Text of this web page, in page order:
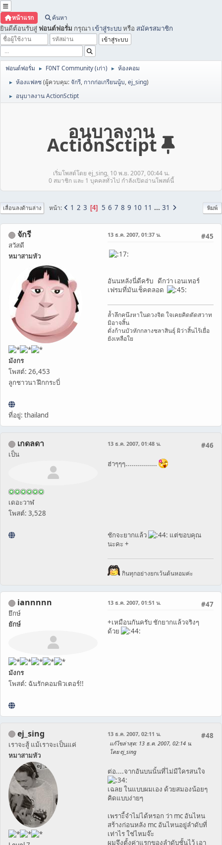
หน้าแรก ค้นหา
ยินดีต้อนรับสู่ ฟอนต์ฟอรั่ม กรุณา เข้าสู่ระบบหรือ สมัครสมาชิก
ฟอนต์ฟอรั่ม ► F0NT Community (เก่า) ► ห้องคอม
► ห้องแฟลช(ผู้ควบคุม:จักรี, กากก่อเกรียนนู้บ,ej_sing)
► อนุบาลงาน ActionSctipt
อนุบาลงาน
ActionSctipt
เริ่มโพสต์โดย ej_sing, 10 พ.ย. 2007, 00:44 น.
0 สมาชิก และ 1 บุคคลทั่วไป กำลังเปิดอ่านโพสต์นี้
พิมพ์
เลื่อนลงด้านล่าง หน้า 1 2 3 4 5 6 7 8 9 10 11 ... 31
จักรี
สวัสดี
หมาสามหัว
มังกร
โพสต์: 26,453
ลูกชาวนา ฝึกกระบี่
ที่อยู่: thailand
#45
13 ธ.ค. 2007, 01:37 น.
อันนหลังนี่ดีครับ ดีกว่า เอนเทอร์
เฟรมที่มันเช็คตลอด
ล้ำลึกคนึงหาในดวงจิต ใจเคยคิดตัดสวาท
มิอาจสิ้น
ดั่งก้านบัวหักกลางชลาสินธุ์ ผิว่าสิ้นไร้เยื่อ
ยังเหลือใย
เกดลดา
เป็น
เดอะวาฬ
โพสต์: 3,528
#46
13 ธ.ค. 2007, 01:48 น.
ฮ่าๆๆๆ................
ชักจะยากแล้ว
แต่ขอบคุณ
นะคะ +
กินทุกอย่างยกเว้นต้นหอมค่ะ
iannnnn
ยึกษ์
ยักษ์
มังกร
โพสต์: ฉันรักคอมพิวเตอร์!!
#47
13 ธ.ค. 2007, 01:51 น.
+เหมือนกันครับ ชักยากแล้วจริงๆ
ด้วย
ej_sing
เราจะสู้ แม้เราจะเป็นแค่
หมาสามหัว
#48
13 ธ.ค. 2007, 02:11 น.
แก้ไขล่าสุด: 13 ธ.ค. 2007, 02:14 น.
โดย ej_sing
ต่อ....จากอันบนนั้นที่ไม่มีใครสนใจ
เฉลย ในแบบผมเอง ด้วยสมองน้อยๆ
คิดแบบง่ายๆ
เพราะี้จำไม่ได้หรอก ว่า mc อันไหน
สร้างก่อนหลัง mc อันไหนอยู่ลำดับที่
เท่าไร ใช่ไหมจ๊ะ
ผมจึงตั้งค่าแรกของลำดับชั้นไว้ เอา